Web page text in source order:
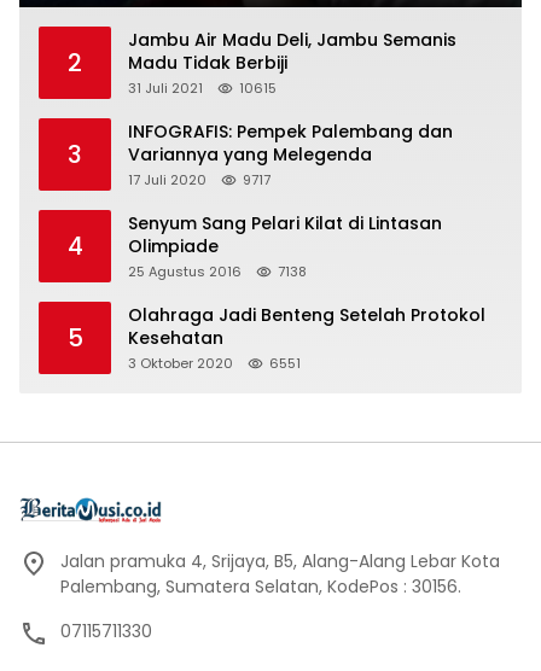
2
Jambu Air Madu Deli, Jambu Semanis
Madu Tidak Berbiji
31 Juli 2021 10615
3
INFOGRAFIS: Pempek Palembang dan
Variannya yang Melegenda
17 Juli 2020 9717
4
Senyum Sang Pelari Kilat di Lintasan
Olimpiade
25 Agustus 2016 7138
5
Olahraga Jadi Benteng Setelah Protokol
Kesehatan
3 Oktober 2020 6551
Jalan pramuka 4, Srijaya, B5, Alang-Alang Lebar Kota
Palembang, Sumatera Selatan, KodePos : 30156.
07115711330